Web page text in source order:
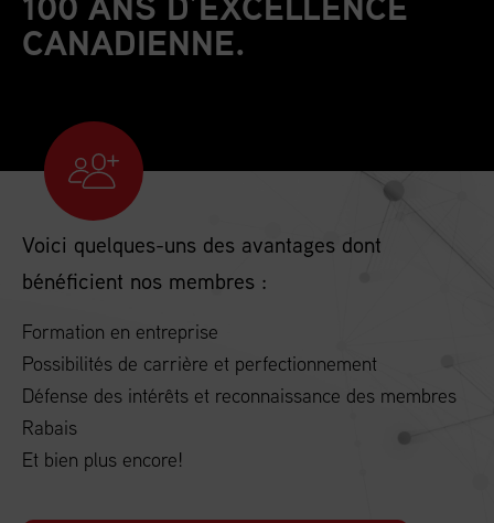
CANADIENNE.
Voici quelques-uns des avantages dont
bénéficient nos membres :
Formation en entreprise
Possibilités de carrière et perfectionnement
Défense des intérêts et reconnaissance des membres
Rabais
Et bien plus encore!